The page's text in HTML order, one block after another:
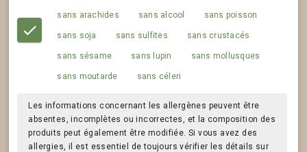
sans arachides sans alcool sans poisson
sans soja sans sulfites sans crustacés
sans sésame sans lupin sans mollusques
sans moutarde sans céleri
Les informations concernant les allergènes peuvent être
absentes, incomplètes ou incorrectes, et la composition des
produits peut également être modifiée. Si vous avez des
allergies, il est essentiel de toujours vérifier les détails sur